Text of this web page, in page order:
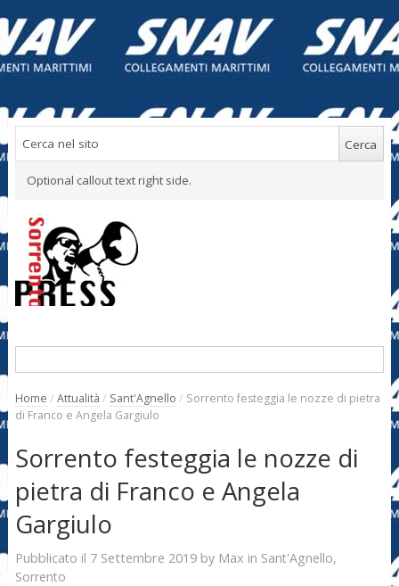
Optional callout text right side.
Home / Attualità / Sant'Agnello / Sorrento festeggia le nozze di pietra
di Franco e Angela Gargiulo
Sorrento festeggia le nozze di
pietra di Franco e Angela
Gargiulo
Pubblicato il 7 Settembre 2019by Max in Sant'Agnello,
Sorrento